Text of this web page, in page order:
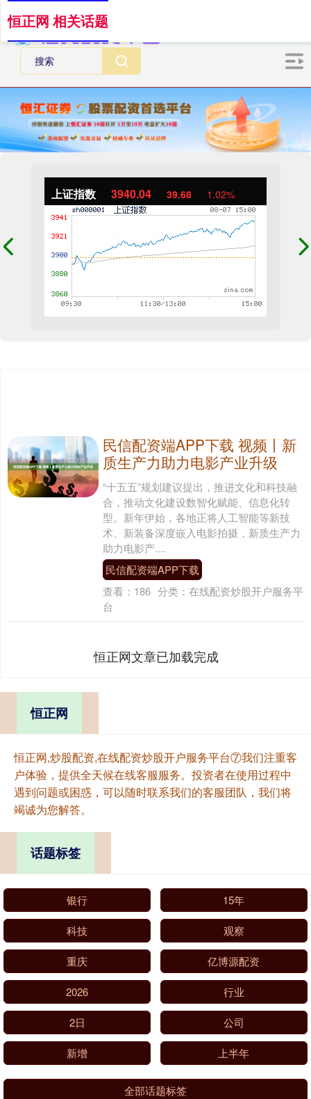
上证指数 3940.04 39.68 1.02%
恒正网 相关话题
民信配资端APP下载 视频丨新
质生产力助力电影产业升级
“十五五”规划建议提出，推进文化和科技融
合，推动文化建设数智化赋能、信息化转
型。新年伊始，各地正将人工智能等新技
术、新装备深度嵌入电影拍摄，新质生产力
助力电影产....
民信配资端APP下载
查看： 186 分类： 在线配资炒股开户服务平
台
恒正网文章已加载完成
恒正网
恒正网,炒股配资,在线配资炒股开户服务平台⑦我们注重客
户体验，提供全天候在线客服服务。投资者在使用过程中
遇到问题或困惑，可以随时联系我们的客服团队，我们将
竭诚为您解答。
话题标签
银行 15年
科技 观察
重庆 亿博源配资
2026 行业
2日 公司
新增 上半年
全部话题标签